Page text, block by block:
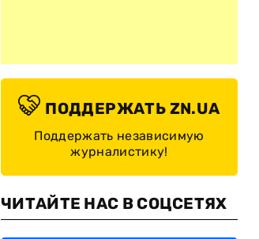
ПОДДЕРЖАТЬ ZN.UA
Поддержать независимую
журналистику!
ЧИТАЙТЕ НАС В СОЦСЕТЯХ